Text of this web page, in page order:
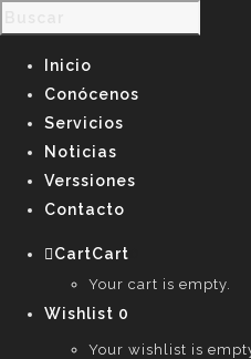
Inicio
Conócenos
Servicios
Noticias
Verssiones
Contacto
CartCart
Your cart is empty.
Wishlist 0
Your wishlist is